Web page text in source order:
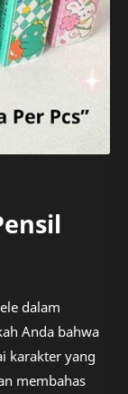
dalam
Anda bahwa
karakter yang
membahas